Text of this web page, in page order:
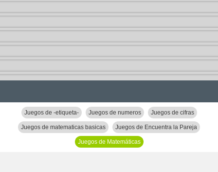
Juegos de -etiqueta- Juegos de numeros Juegos de cifras
Juegos de matematicas basicas Juegos de Encuentra la Pareja
Juegos de Matemáticas